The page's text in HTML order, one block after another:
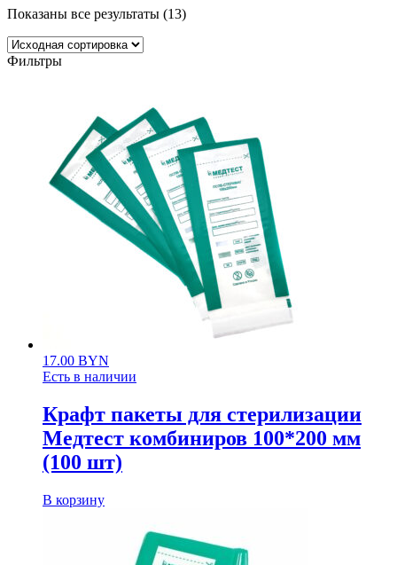
Показаны все результаты (13)
Фильтры
17.00 BYN
Есть в наличии
Крафт пакеты для стерилизации
Медтест комбиниров 100*200 мм
(100 шт)
В корзину